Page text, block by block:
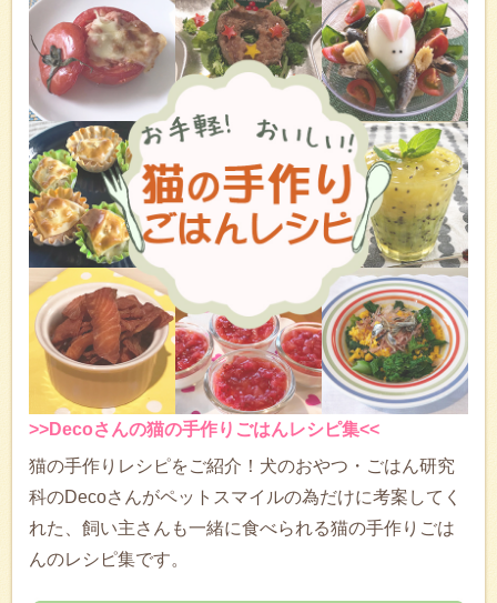
>>Decoさんの猫の手作りごはんレシピ集<<
猫の手作りレシピをご紹介！犬のおやつ・ごはん研究
科のDecoさんがペットスマイルの為だけに考案してく
れた、飼い主さんも一緒に食べられる猫の手作りごは
んのレシピ集です。